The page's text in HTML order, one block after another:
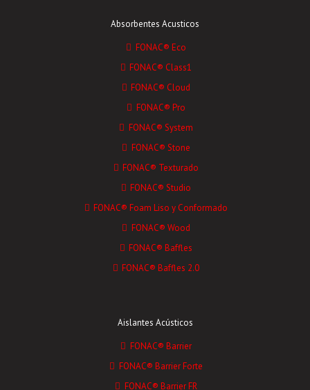
Absorbentes Acusticos
FONAC® Eco
FONAC® Class1
FONAC® Cloud
FONAC® Pro
FONAC® System
FONAC® Stone
FONAC® Texturado
FONAC® Studio
FONAC® Foam Liso y Conformado
FONAC® Wood
FONAC® Baffles
FONAC® Baffles 2.0
Aislantes Acústicos
FONAC® Barrier
FONAC® Barrier Forte
FONAC® Barrier FR